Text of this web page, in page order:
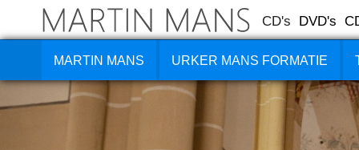
CD's DVD's
MARTIN MANS URKER MANS FORMATIE